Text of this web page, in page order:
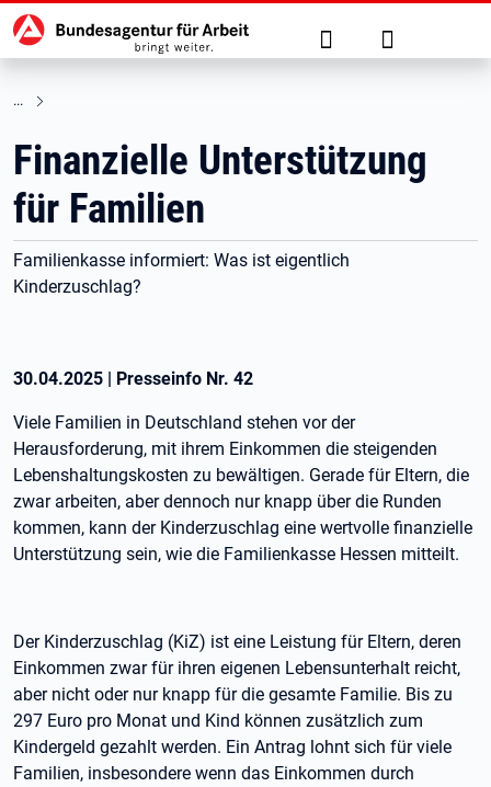
zu den Hauptinhalten springen
Hauptnavigation Suche Anmelden
Finanzielle Unterstützung
für Familien
Familienkasse informiert: Was ist eigentlich
Kinderzuschlag?
30.04.2025 | Presseinfo Nr. 42
Viele Familien in Deutschland stehen vor der
Herausforderung, mit ihrem Einkommen die steigenden
Lebenshaltungskosten zu bewältigen. Gerade für Eltern, die
zwar arbeiten, aber dennoch nur knapp über die Runden
kommen, kann der Kinderzuschlag eine wertvolle finanzielle
Unterstützung sein, wie die Familienkasse Hessen mitteilt.
Der Kinderzuschlag (KiZ) ist eine Leistung für Eltern, deren
Einkommen zwar für ihren eigenen Lebensunterhalt reicht,
aber nicht oder nur knapp für die gesamte Familie. Bis zu
297 Euro pro Monat und Kind können zusätzlich zum
Kindergeld gezahlt werden. Ein Antrag lohnt sich für viele
Familien, insbesondere wenn das Einkommen durch